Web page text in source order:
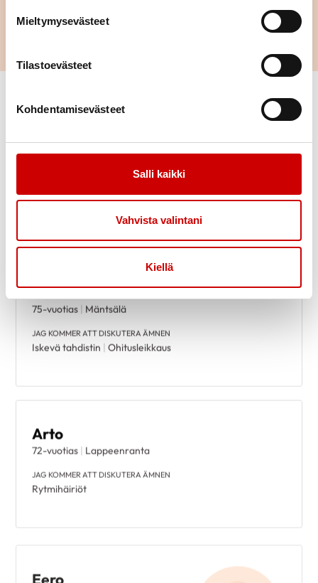
Mieltymysevästeet
Tilastoevästeet
Kohdentamisevästeet
Salli kaikki
Vahvista valintani
Kiellä
sökning
Mikko
Raimo
75-vuotias| Mäntsälä
JAG KOMMER ATT DISKUTERA ÄMNEN
Iskevä tahdistin | Ohitusleikkaus
Arto
72-vuotias| Lappeenranta
JAG KOMMER ATT DISKUTERA ÄMNEN
Rytmihäiriöt
Eero